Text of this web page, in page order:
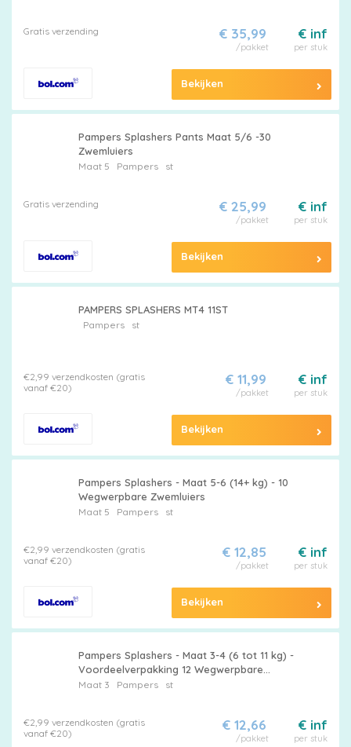
Gratis verzending € inf
per stuk
€ 35,99
/pakket
Bekijken
Pampers Splashers Pants Maat 5/6 -30
Zwemluiers
Maat 5 Pampersst
Gratis verzending € inf
per stuk
€ 25,99
/pakket
Bekijken
PAMPERS SPLASHERS MT4 11ST
Pampersst
€2,99 verzendkosten (gratis
vanaf €20)
€ inf
per stuk
€ 11,99
/pakket
Bekijken
Pampers Splashers - Maat 5-6 (14+ kg) - 10
Wegwerpbare Zwemluiers
Maat 5 Pampersst
€2,99 verzendkosten (gratis
vanaf €20)
€ inf
per stuk
€ 12,85
/pakket
Bekijken
Pampers Splashers - Maat 3-4 (6 tot 11 kg) -
Voordeelverpakking 12 Wegwerpbare
Zwemluiers
Maat 3 Pampersst
€2,99 verzendkosten (gratis
vanaf €20)
€ inf
per stuk
€ 12,66
/pakket